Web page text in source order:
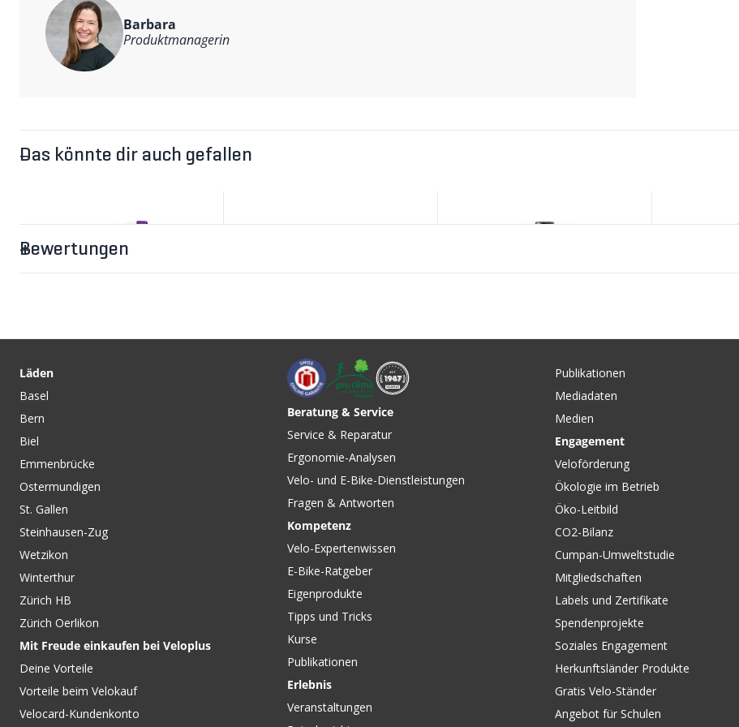
Barbara
Produktmanagerin
Das könnte dir auch gefallen
CHF 22.90
SOFTSHELL PROOF SPRAY-
ON Imprägnierungsspray /
violett / 300ML von NIKWAX
CHF 10.90
GORE-TEX Fabric Patches /
schwarz von MCNETT
ACTIVE WEAR CLEANSER /
1000ML von ASSOS
Bewertungen
Läden
Basel
Bern
Biel
Emmenbrücke
Ostermundigen
St. Gallen
Steinhausen-Zug
Wetzikon
Winterthur
Zürich HB
Zürich Oerlikon
Mit Freude einkaufen bei Veloplus
Deine Vorteile
Vorteile beim Velokauf
Velocard-Kundenkonto
Beratung & Service
Service & Reparatur
Ergonomie-Analysen
Velo- und E-Bike-Dienstleistungen
Fragen & Antworten
Kompetenz
Velo-Expertenwissen
E-Bike-Ratgeber
Eigenprodukte
Tipps und Tricks
Kurse
Publikationen
Erlebnis
Veranstaltungen
Publikationen
Mediadaten
Medien
Engagement
Veloförderung
Ökologie im Betrieb
Öko-Leitbild
CO2-Bilanz
Cumpan-Umweltstudie
Mitgliedschaften
Labels und Zertifikate
Spendenprojekte
Soziales Engagement
Herkunftsländer Produkte
Gratis Velo-Ständer
Angebot für Schulen